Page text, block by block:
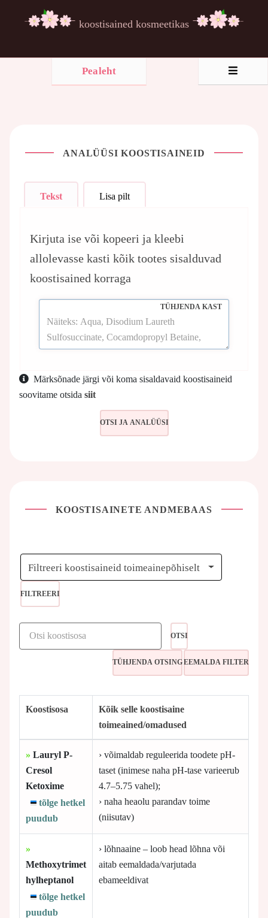
koostisained kosmeetikas
Pealeht
ANALÜÜSI KOOSTISAINEID
Tekst Lisa pilt
Kirjuta ise või kopeeri ja kleebi
allolevasse kasti kõik tootes sisalduvad
koostisained korraga
TÜHJENDA KAST
Märksõnade järgi või koma sisaldavaid koostisaineid
soovitame otsida siit
KOOSTISAINETE ANDMEBAAS
Filtreeri koostisaineid toimeainepõhiselt
FILTREERI
OTSI
Koostisosa
Kõik selle koostisaine
toimeained/omadused
» Lauryl P-
Cresol
Ketoxime
tõlge hetkel
puudub
› võimaldab reguleerida toodete pH-
taset (inimese naha pH-tase varieerub
4.7–5.75 vahel);
› naha heaolu parandav toime
(niisutav)
»
Methoxytrimet
hylheptanol
tõlge hetkel
puudub
› lõhnaaine – loob head lõhna või
aitab eemaldada/varjutada
ebameeldivat